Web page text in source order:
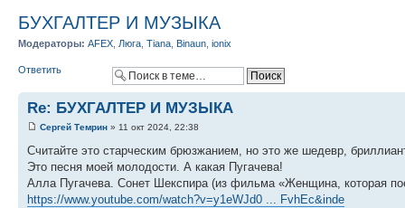
БУХГАЛТЕР И МУЗЫКА
Модераторы: AFEX Люга Tiana Binaun ionix
Ответить
Re: БУХГАЛТЕР И МУЗЫКА
Сергей Темрин » 11 окт 2024, 22:38
Считайте это старческим брюзжанием, но это же шедевр,
Это песня моей молодости. А какая Пугачева!
Алла Пугачева. Сонет Шекспира (из фильма «Женщина, которая
https://www.youtube.com/watch?v=y1eWJd0 ... FvhEc&inde